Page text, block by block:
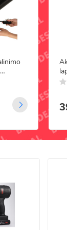
tiek
leisti laiką.